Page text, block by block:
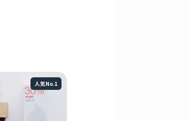
人気No.1